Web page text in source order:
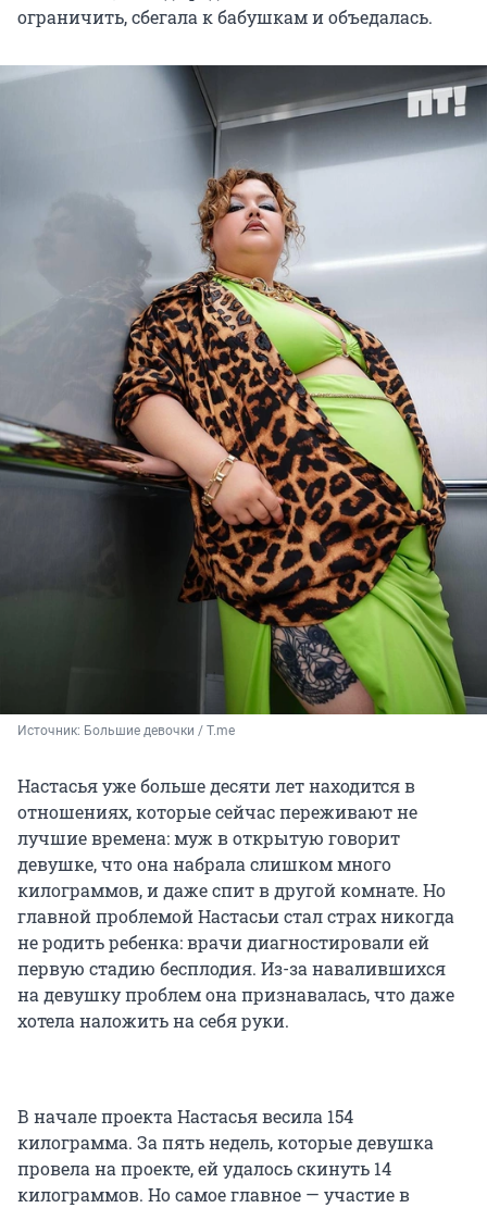
ограничить, сбегала к бабушкам и объедалась.
Источник: Большие девочки / T.me
Настасья уже больше десяти лет находится в
отношениях, которые сейчас переживают не
лучшие времена: муж в открытую говорит
девушке, что она набрала слишком много
килограммов, и даже спит в другой комнате. Но
главной проблемой Настасьи стал страх никогда
не родить ребенка: врачи диагностировали ей
первую стадию бесплодия. Из-за навалившихся
на девушку проблем она признавалась, что даже
хотела наложить на себя руки.
В начале проекта Настасья весила 154
килограмма. За пять недель, которые девушка
провела на проекте, ей удалось скинуть 14
килограммов. Но самое главное — участие в